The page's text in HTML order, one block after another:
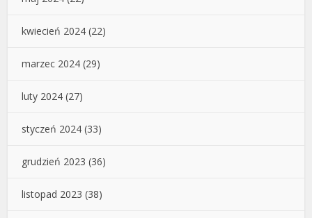
kwiecień 2024 (22)
marzec 2024 (29)
luty 2024 (27)
styczeń 2024 (33)
grudzień 2023 (36)
listopad 2023 (38)